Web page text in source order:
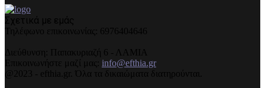
Σχετικά με εμάς
Τηλέφωνo επικοινωνίας: 6976404646
Διεύθυνση: Παπακυριαζή 6 - ΛΑΜΙΑ
Επικοινωνήστε μαζί μας: info@efthia.gr
@2023 - efthia.gr. Όλα τα δικαιώματα διατηρούνται.